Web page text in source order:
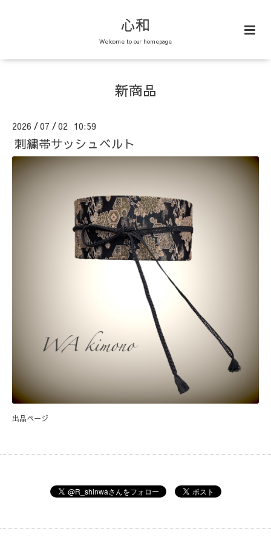
心和
Welcome to our homepage
新商品
2026 /07 /02 10:59
刺繍帯サッシュベルト
出品ページ